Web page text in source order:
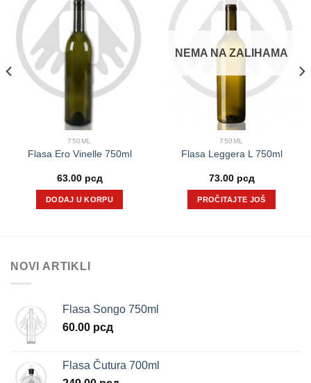
750ML
Flasa Ero Vinelle 750ml
63.00 рсд
DODAJ U KORPU
NEMA NA ZALIHAMA
750ML
Flasa Leggera L 750ml
73.00 рсд
PROČITAJTE JOŠ
NOVI ARTIKLI
Flasa Songo 750ml
60.00 рсд
Flasa Čutura 700ml